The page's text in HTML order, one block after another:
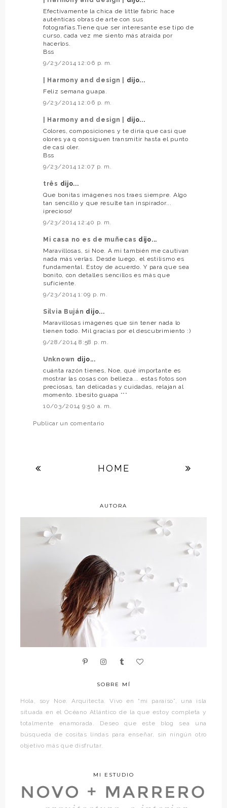
Efectivamente la chica de little fabric hace
auténticas obras de arte con sus
fotografías.Tiene que ser interesante ese tipo de
curso, cada vez me siento más atraída por
hacerlos.
Bss
9/23/2014 12:06 p. m.
| Harmony and design |
dijo...
Feliz semana guapa.
9/23/2014 12:06 p. m.
| Harmony and design |
dijo...
Colores, composiciones y te diría que casi que
olores ya q consiguen transmitir hasta el punto
de casi oler.
Bss
9/23/2014 12:07 p. m.
três dijo...
Que bonitas imágenes nos traes siempre. Algo
tan sencillo y que resulte tan inspirador...
¡precioso!
9/23/2014 12:40 p. m.
Mi casa no es de muñecas dijo...
Maravillosas, si Noe. A mi también me cautivan
nada más verlas. Desde luego, el estilismo es
fundamental. Estoy de acuerdo. Y para que sea
bonito, con detalles sencillos es más que
suficiente.
9/23/2014 1:09 p. m.
Silvia Buján dijo...
Maravillosas imàgenes que sin tener nada lo
tienen todo. Mil gracias por el descubrimiento :)
9/28/2014 8:58 p. m.
Unknown dijo...
cuánta razón tienes, Noe, qué importante es
mostrar las cosas con belleza... estas fotos son
preciosas, tan delicadas y cuidadas, relajan al
momento. 1besito guapa ***
10/03/2014 9:50 a. m.
Publicar un comentario
HOME
AUTORA
SOBRE MÍ
Hola, soy Noe. Arquitecta. Vivo en “mi paraíso”, una isla
situada en el Océano Atlántico de la que estoy completa y
totalmente enamorada. Deseo que este blog sea una
búsqueda de cositas lindas para enseñar, sin ningún otro
objetivo más que disfrutar.
MI ESTUDIO